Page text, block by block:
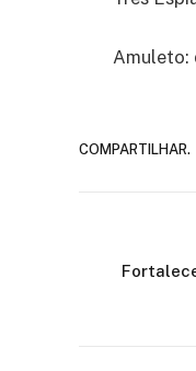
Amuleto:
COMPARTILHAR.